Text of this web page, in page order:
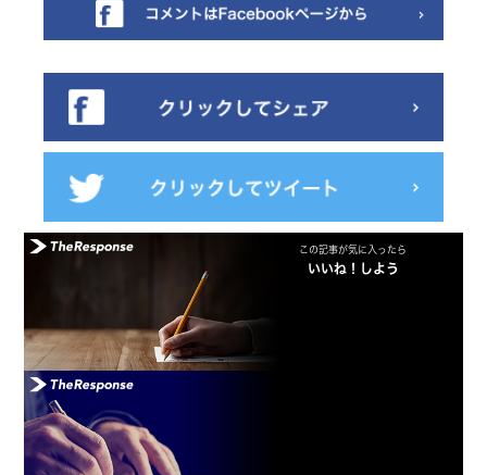
この記事が気に入ったら
いいね！しよう